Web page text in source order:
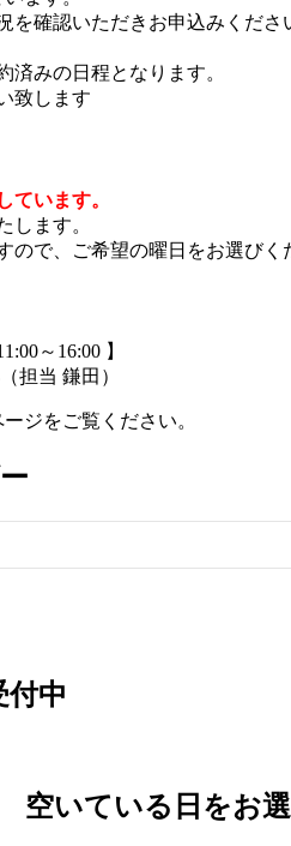
確認いただきお申込みくださ
済みの日程となります。
致します
います。
します。
で、ご希望の曜日をお選びく
～16:00 】
担当 鎌田）
ージをご覧ください。
中
いている日をお選